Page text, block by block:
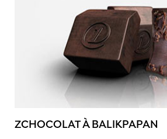
ZCHOCOLAT À BALIKPAPAN